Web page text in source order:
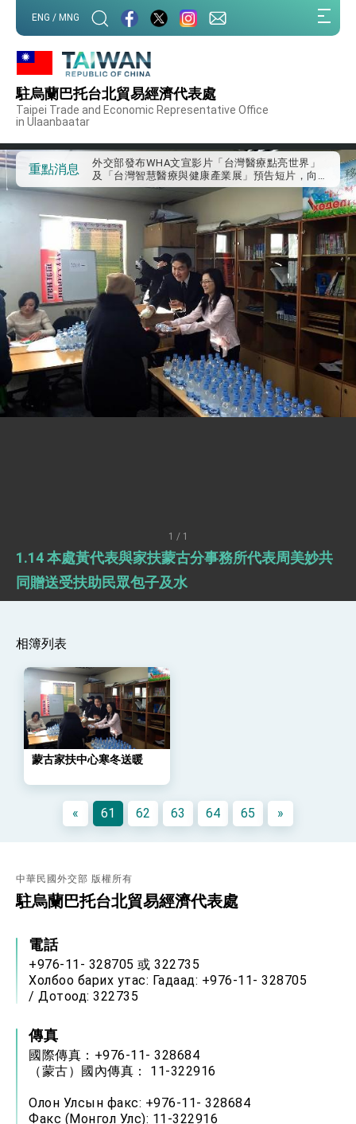
ENG / MNG
駐烏蘭巴托台北貿易經濟代表處
Taipei Trade and Economic Representative Office
in Ulaanbaatar
重點消息
外交部重要言論
我國政府將在美國亞利桑納州設立「駐鳳凰城辦
事處」，進一步深化台美交流合作
經驗為亞太醫療照護發展開創新里程碑
外交部發布WHA文宣影片「台灣醫療點亮世界」
及「台灣智慧醫療與健康產業展」預告短片，向
世界展現台灣守護全球健康的創新能量
總統出訪史瓦帝尼返國談話 強調臺灣人有權利
走向世界 盼與理念相近國家共同維護國際秩序
堅定走向世界 賴總統抵達史瓦帝尼王國進行國是
訪問
總統與五院院長新春茶敘 盼化分歧為團結、為
國家邁出合作第一步
總統農曆春節談話
台美貿易協議完成簽署達成6大目標、創5大歷史
性突破 總統強調將以3大面向加速臺灣經濟轉型
升級 籲請立院全力支持並盡速通過
臺美簽署「對等貿易協定」確立對等關稅15%且不
疊加 我輸美2072項產品豁免對等關稅
總統接受「法新社」（AFP）專訪內容
外交部長林佳龍於《外交事務》撰文指出：自由
外交部長林佳龍午宴歡迎美國聯邦參議員蓋耶哥
訪問團
外交部長林佳龍接見美國智庫「德國馬歇爾基金
會」訪問團一行，深化跨大西洋戰略夥伴關係
外交部與數位發展部攜手合作，整合台灣雄厚數
位實力，達成固邦榮邦目標
外交部長林佳龍主持第35次「參與亞太經濟合作
策略小組」跨部會會議
民調顯示多數國人滿意政府外交表現，高度支持
「總合外交」與台歐美日關係深化
總統以「韌性之島，希望之光」為題發表2026新
總統主持「守護民主台灣國安行動方案」記者
會 強調以實力守護台海和平 以決心掌握國家
命運
團結 迎風轉型 穩健前行
賴總統就職演說影片
外交部重要言論
我國政府將在美國亞利桑納州設立「駐鳳凰城辦
事處」，進一步深化台美交流合作
1 / 1
1.14 本處黃代表與家扶蒙古分事務所代表周美妙共
同贈送受扶助民眾包子及水
相簿列表
蒙古家扶中心寒冬送暖
« 61 62 63 64 65 »
中華民國外交部 版權所有
駐烏蘭巴托台北貿易經濟代表處
電話
+976-11- 328705 或 322735
Холбоо барих утас: Гадаад: +976-11- 328705
/ Дотоод: 322735
傳真
國際傳真：+976-11- 328684
（蒙古）國內傳真： 11-322916
Олон Улсын факс: +976-11- 328684
Факс (Монгол Улс): 11-322916